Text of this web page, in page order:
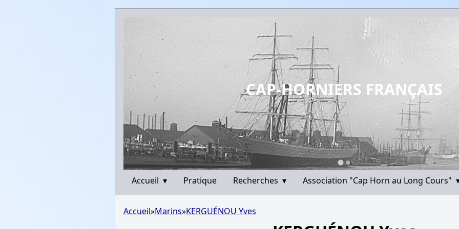
CAP-HORNIERS FRANÇAIS
Accueil ▾ Pratique Recherches ▾ Association "Cap Horn au Long Cours"
Accueil»Marins»KERGUÉNOU Yves